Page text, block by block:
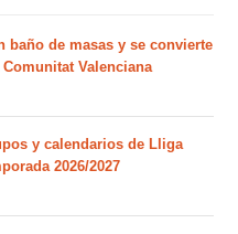
baño de masas y se convierte
Valenciana
y calendarios de Lliga
2026/2027